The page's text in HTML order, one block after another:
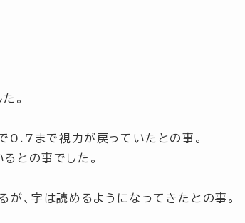
。
0.7まで視力が戻っていたとの事。
との事でした。
が、字は読めるようになってきたとの事。